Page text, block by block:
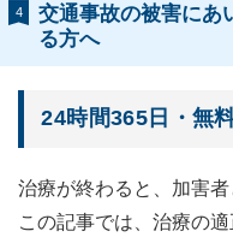
4
交通事故の被害にあ
る方へ
24時間365日・無
治療が終わると、加害
この記事では、治療の